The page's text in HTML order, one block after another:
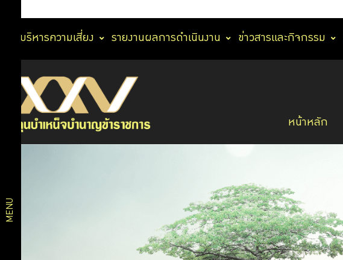
การบริหารความเสี่ยง รายงานผลการดำเนินงาน ข่าวสารและกิจกรรม
หน้าหลัก
MENU
การ
กำกับ
ประเมิน
รายงาน
ผลการ